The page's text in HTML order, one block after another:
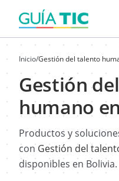
Inicio/Gestión del talento
Gestión
humano
Productos y
conGestión del
disponibles en Bolivia.